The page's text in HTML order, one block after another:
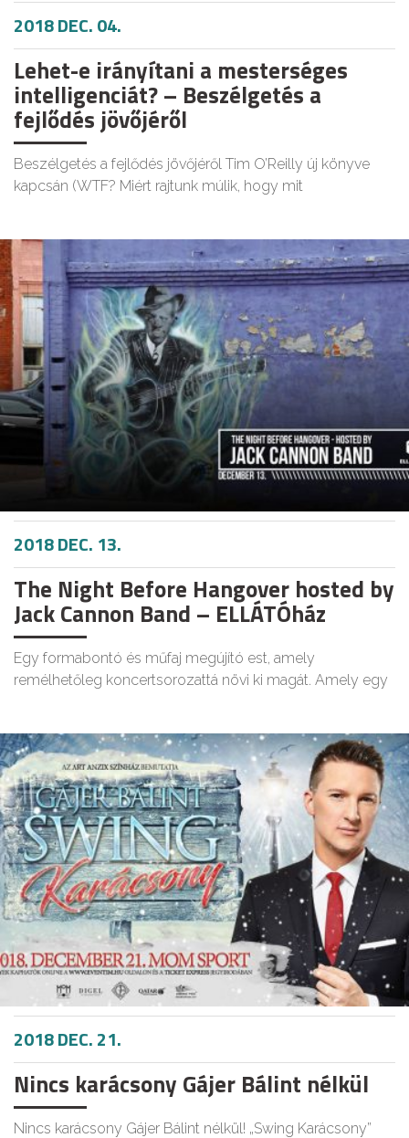
2018 DEC. 04.
Lehet-e irányítani a mesterséges
intelligenciát? – Beszélgetés a
fejlődés jövőjéről
Beszélgetés a fejlődés jövőjéről Tim O’Reilly új könyve
kapcsán (WTF? Miért rajtunk múlik, hogy mit
2018 DEC. 13.
The Night Before Hangover hosted by
Jack Cannon Band – ELLÁTÓház
Egy formabontó és műfaj megújító est, amely
remélhetőleg koncertsorozattá növi ki magát. Amely egy
2018 DEC. 21.
Nincs karácsony Gájer Bálint nélkül
Nincs karácsony Gájer Bálint nélkül! „Swing Karácsony”